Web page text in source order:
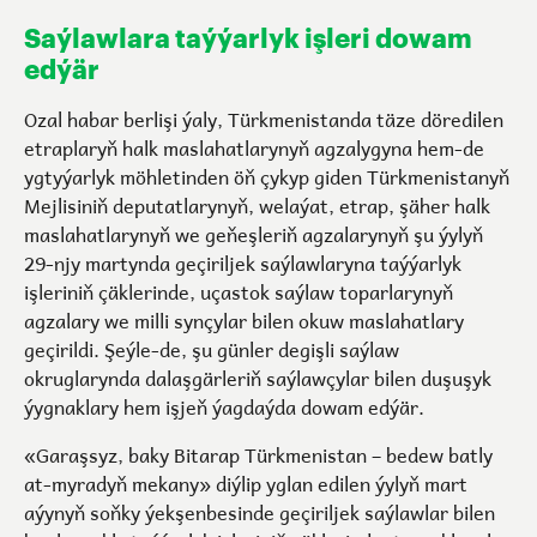
Saýlawlara taýýarlyk işleri dowam
edýär
Ozal habar berlişi ýaly, Türkmenistanda täze döredilen
etraplaryň halk maslahatlarynyň agzalygyna hem-de
ygtyýarlyk möhletinden öň çykyp giden Türkmenistanyň
Mejlisiniň deputatlarynyň, welaýat, etrap, şäher halk
maslahatlarynyň we geňeşleriň agzalarynyň şu ýylyň
29-njy martynda geçiriljek saýlawlaryna taýýarlyk
işleriniň çäklerinde, uçastok saýlaw toparlarynyň
agzalary we milli synçylar bilen okuw maslahatlary
geçirildi. Şeýle-de, şu günler degişli saýlaw
okruglarynda dalaşgärleriň saýlawçylar bilen duşuşyk
ýygnaklary hem işjeň ýagdaýda dowam edýär.
«Garaşsyz, baky Bitarap Türkmenistan – bedew batly
at-myradyň mekany» diýlip yglan edilen ýylyň mart
aýynyň soňky ýekşenbesinde geçiriljek saýlawlar bilen